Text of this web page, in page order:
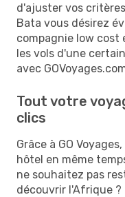
d'ajuster vos
Bata vous désirez
compagnie low cost
les vols d'une
avec
Tout votre
clics
Grâce à GO
hôtel en même
ne souhaitez pas
découvrir l'Afrique